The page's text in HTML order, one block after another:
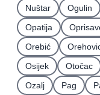
Nuštar
Ogulin
Opatija
Orebić
Osijek
Otočac
Ozalj
Pag